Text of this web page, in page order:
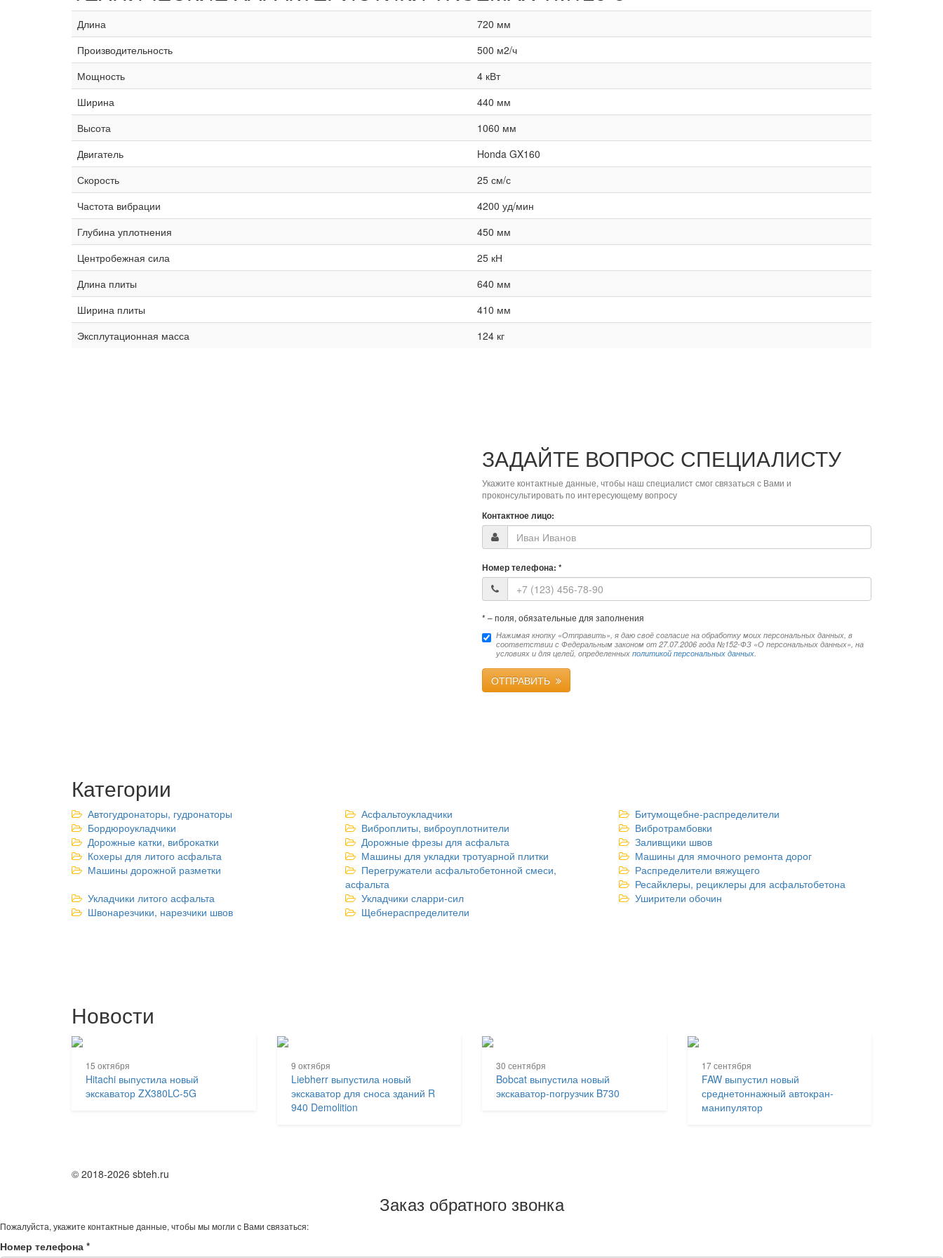
Длина
720 мм
Производительность
500 м2/ч
Мощность
4 кВт
Ширина
440 мм
Высота
1060 мм
Двигатель
Honda GX160
Скорость
25 см/с
Частота вибрации
4200 уд/мин
Глубина уплотнения
450 мм
Центробежная сила
25 кН
Длина плиты
640 мм
Ширина плиты
410 мм
Эксплутационная масса
124 кг
ЗАДАЙТЕ ВОПРОС СПЕЦИАЛИСТУ
Укажите контактные данные, чтобы наш специалист смог связаться с Вами и
проконсультировать по интересующему вопросу
Контактное лицо:
Номер телефона: *
* – поля, обязательные для заполнения
Нажимая кнопку «Отправить», я даю своё согласие на обработку моих персональных данных, в
соответствии с Федеральным законом от 27.07.2006 года №152-ФЗ «О персональных данных», на
условиях и для целей, определенных политикой персональных данных.
ОТПРАВИТЬ
Категории
Автогудронаторы, гудронаторы Асфальтоукладчики
Битумощебне-распределители
Бордюроукладчики
Виброплиты, виброуплотнители
Вибротрамбовки
Дорожные катки, виброкатки
Дорожные фрезы для асфальта
Заливщики швов
Кохеры для литого асфальта
Машины для укладки тротуарной плитки
Машины для ямочного ремонта дорог
Машины дорожной разметки
Перегружатели асфальтобетонной смеси,
асфальта
Распределители вяжущего
Ресайклеры, рециклеры для асфальтобетона
Укладчики литого асфальта
Укладчики сларри-сил
Уширители обочин
Швонарезчики, нарезчики швов
Щебнераспределители
Новости
15 октября
Hitachi выпустила новый
экскаватор ZX380LC-5G
9 октября
Liebherr выпустила новый
экскаватор для сноса зданий R
940 Demolition
30 сентября
Bobcat выпустила новый
экскаватор-погрузчик B730
17 сентября
FAW выпустил новый
среднетоннажный автокран-
манипулятор
© 2018-2026 sbteh.ru
Заказ обратного звонка
Пожалуйста, укажите контактные данные, чтобы мы могли с Вами связаться:
Номер телефона *